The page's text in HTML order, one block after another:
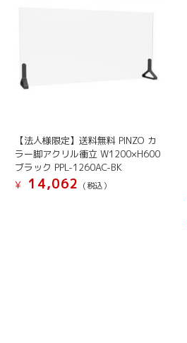
【法人様限定】送料無料 PINZO カ
ラー脚アクリル衝立 W1200×H600
ブラック PPL-1260AC-BK
¥
14,062 (税込）